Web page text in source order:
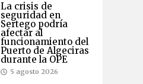
La crisis de
seguridad en
Sertego podría
afectar al
funcionamiento del
Puerto de Algeciras
durante la OPE
5 agosto 2026